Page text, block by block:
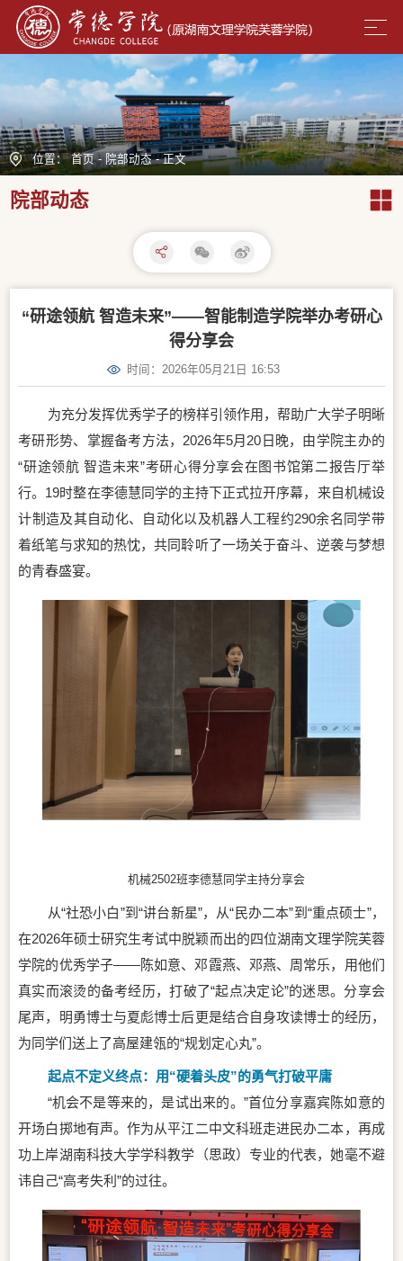
位置：首页- 院部动态-正文
院部动态
“研途领航 智造未来”——智能制造学院举办考研心
得分享会
时间：2026年05月21日 16:53
为充分发挥优秀学子的榜样引领作用，帮助广大学子明晰
考研形势、掌握备考方法，2026年5月20日晚，由学院主办的
“研途领航 智造未来”考研心得分享会在图书馆第二报告厅举
行。19时整在李德慧同学的主持下正式拉开序幕，来自机械设
计制造及其自动化、自动化以及机器人工程约290余名同学带
着纸笔与求知的热忱，共同聆听了一场关于奋斗、逆袭与梦想
的青春盛宴。
机械2502班李德慧同学主持分享会
从“社恐小白”到“讲台新星”，从“民办二本”到“重点硕士”，
在2026年硕士研究生考试中脱颖而出的四位湖南文理学院芙蓉
学院的优秀学子——陈如意、邓霞燕、邓燕、周常乐，用他们
真实而滚烫的备考经历，打破了“起点决定论”的迷思。分享会
尾声，
明勇博士与夏彪博士后更是结合自身攻读博士的经历，
为同学们送上了高屋建瓴的“规划定心丸”。
起点不定义终点：用“硬着头皮”的勇气打破平庸
“机会不是等来的，是试出来的。”首位分享嘉宾陈如意的
开场白掷地有声。作为从平江二中文科班走进民办二本，再成
功上岸湖南科技大学学科教学（思政）专业的代表，她毫不避
讳自己“高考失利”的过往。